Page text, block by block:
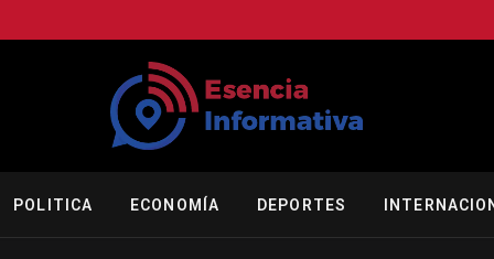
POLITICA ECONOMÍA DEPORTES